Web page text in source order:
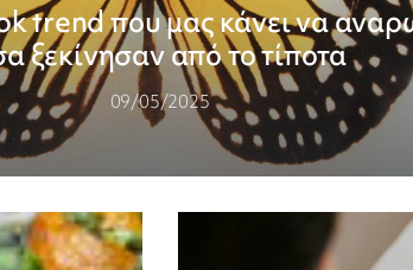
που μας κάνει να
ξεκίνησαν από το τίποτα
09/05/2025